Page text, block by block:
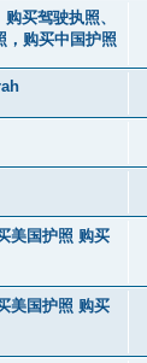
买驾驶执照、
，购买中国护照
美国护照 购买
美国护照 购买